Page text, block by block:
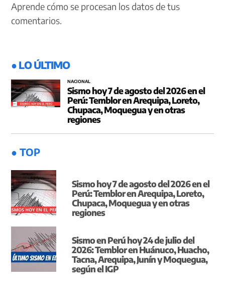
Aprende cómo se procesan los datos de tus
comentarios.
● LO ÚLTIMO
NACIONAL
Sismo hoy 7 de agosto del 2026 en el
Perú: Temblor en Arequipa, Loreto,
Chupaca, Moquegua y en otras
regiones
● TOP
Sismo hoy 7 de agosto del 2026 en el
Perú: Temblor en Arequipa, Loreto,
Chupaca, Moquegua y en otras
regiones
Sismo en Perú hoy 24 de julio del
2026: Temblor en Huánuco, Huacho,
Tacna, Arequipa, Junín y Moquegua,
según el IGP